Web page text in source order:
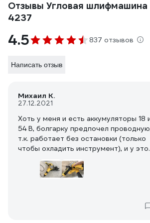
Отзывы Угловая шлифмашина
4237
4.5 837 отзывов
Написать отзыв
Михаил К.
27.12.2021
Хоть у меня и есть аккумуляторы 18
54 В, болгарку предпочел
т.к. работает без остановки (только
чтобы охладить инструмент), и у
можно изменять обороты, а
аккумуляторные с колесиком пока не
сделали.